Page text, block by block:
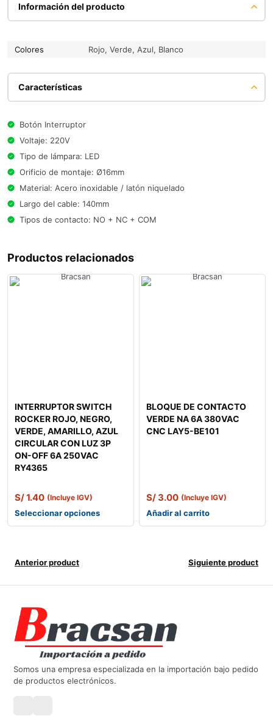
Información del producto
Colores Rojo, Verde, Azul, Blanco
Características
Botón Interruptor
Voltaje: 220V
Tipo de lámpara: LED
Orificio de montaje: Ø16mm
Material: Acero inoxidable / latón niquelado
Largo del cable: 140mm
Tipos de contacto: NO + NC + COM
Productos relacionados
INTERRUPTOR SWITCH
ROCKER ROJO, NEGRO,
VERDE, AMARILLO, AZUL
CIRCULAR CON LUZ 3P
ON-OFF 6A 250VAC
RY4365
S/1.40 (Incluye IGV)
Seleccionar opciones
BLOQUE DE CONTACTO
VERDE NA 6A 380VAC
CNC LAY5-BE101
S/3.00 (Incluye IGV)
Añadir al carrito
Anterior product Siguiente product
Somos una empresa especializada en la importación bajo pedido
de productos electrónicos.